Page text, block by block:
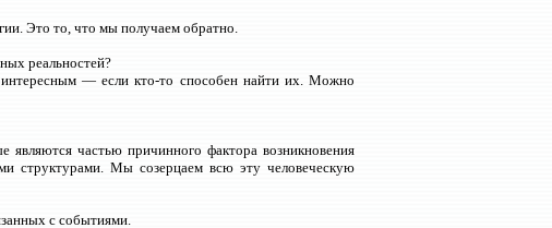
Это то, что мы получаем обратно.
реальностей?
— если кто-то способен найти их. Можно
частью причинного фактора возникновения
структурами. Мы созерцаем всю эту человеческую
с событиями.